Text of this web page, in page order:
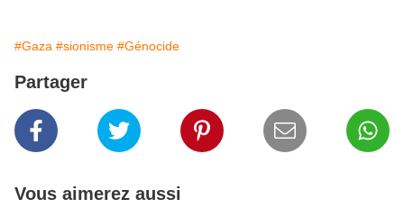
#Gaza #sionisme #Génocide
Partager
Vous aimerez aussi